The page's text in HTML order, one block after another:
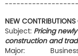
NEW CONTRIBUTIONS
Subject: Pricing
construction and
Major: Business